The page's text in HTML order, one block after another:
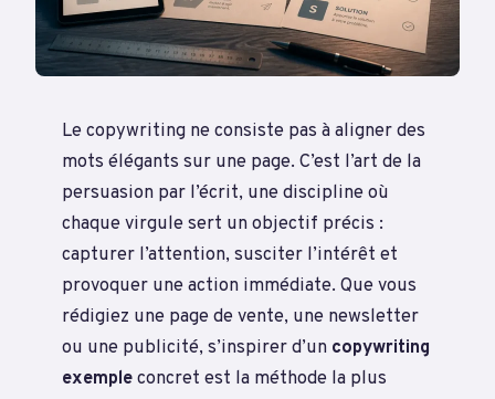
Le copywriting ne consiste pas à aligner des
mots élégants sur une page. C’est l’art de la
persuasion par l’écrit, une discipline où
chaque virgule sert un objectif précis :
capturer l’attention, susciter l’intérêt et
provoquer une action immédiate. Que vous
rédigiez une page de vente, une newsletter
ou une publicité, s’inspirer d’un copywriting
exempleconcret est la méthode la plus